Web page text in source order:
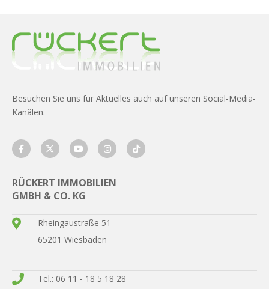
Besuchen Sie uns für Aktuelles auch auf unseren Social-Media-
Kanälen.
RÜCKERT IMMOBILIEN
GMBH & CO. KG
Rheingaustraße 51
65201 Wiesbaden
Tel.: 06 11 - 18 5 18 28